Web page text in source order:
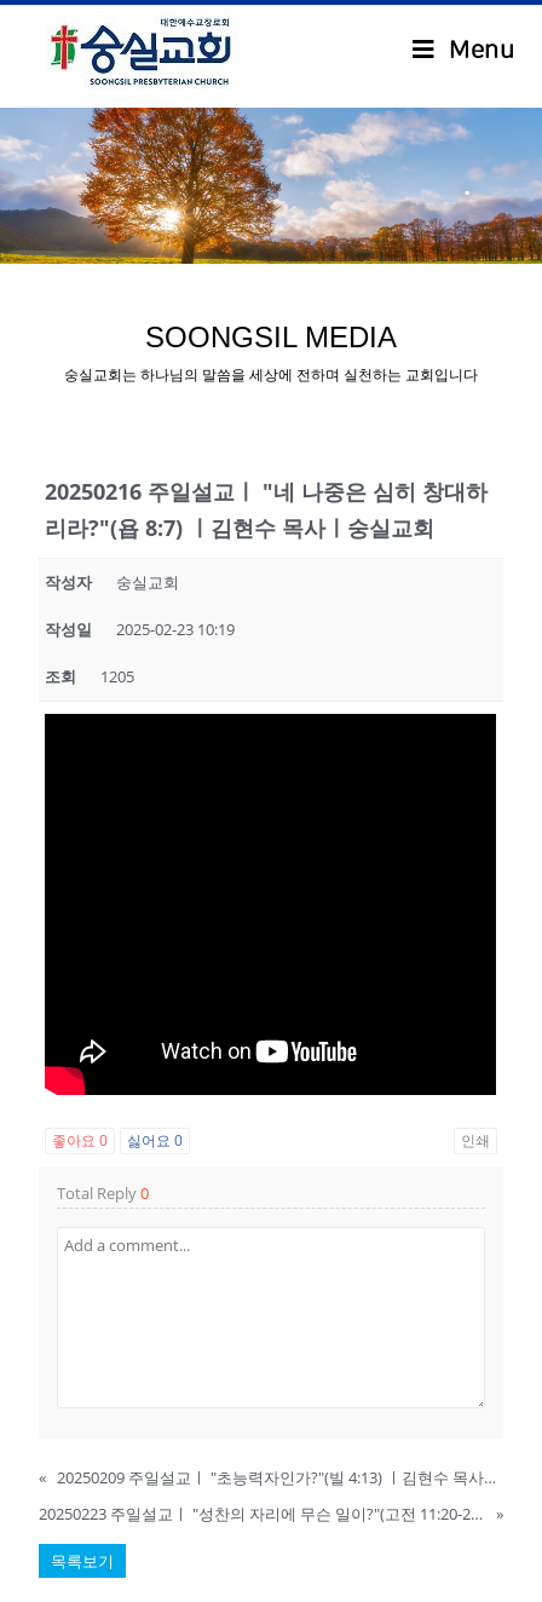
Menu
.
SOONGSIL MEDIA
숭실교회는 하나님의 말씀을 세상에 전하며 실천하는 교회입니다
20250216 주일설교ㅣ "네 나중은 심히 창대하
리라?"(욥 8:7) ㅣ김현수 목사ㅣ숭실교회
작성자 숭실교회
작성일 2025-02-23 10:19
조회 1205
좋아요0 싫어요0 인쇄
Total Reply0
«
20250209 주일설교ㅣ "초능력자인가?"(빌 4:13) ㅣ김현수 목사ㅣ숭실교회
20250223 주일설교ㅣ "성찬의 자리에 무슨 일이?"(고전 11:20-22) ㅣ김현수 목사ㅣ숭실교회
»
목록보기